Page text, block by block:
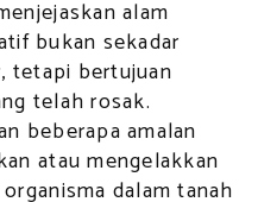
alam
bukan sekadar
tetapi bertujuan
telah rosak.
beberapa amalan
atau mengelakkan
dalam tanah